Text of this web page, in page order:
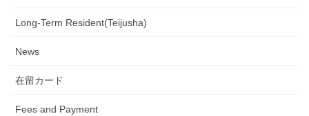
Long-Term Resident(Teijusha)
News
在留カード
Fees and Payment